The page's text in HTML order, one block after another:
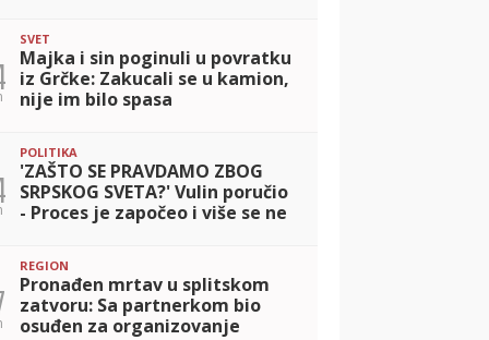
SVET
Majka i sin poginuli u povratku
iz Grčke: Zakucali se u kamion,
nije im bilo spasa
POLITIKA
'ZAŠTO SE PRAVDAMO ZBOG
SRPSKOG SVETA?' Vulin poručio
- Proces je započeo i više se ne
REGION
Pronađen mrtav u splitskom
zatvoru: Sa partnerkom bio
osuđen za organizovanje